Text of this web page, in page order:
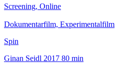
Screening, Online
Dokumentarfilm, Experimentalfilm
Spin
Ginan Seidl 2017 80 min